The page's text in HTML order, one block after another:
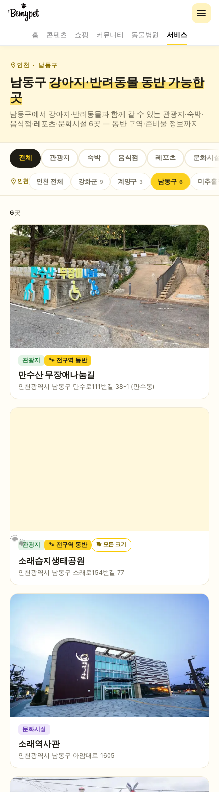
홈 콘텐츠 쇼핑 커뮤니티 동물병원 서비스
인천 · 남동구
남동구 강아지·반려동물 동반가능한
곳
남동구에서 강아지·반려동물과 함께 갈 수 있는 관광지·숙박·
음식점·레포츠·문화시설 6곳 — 동반 구역·준비물 정보까지
전체 관광지 숙박 음식점 레포츠 문화시
인천 인천 전체 강화군 9 계양구 3 남동구 6 미추홀
6곳
관광지 🐾 전구역 동반
만수산 무장애나눔길
인천광역시 남동구 만수로111번길 38-1 (만수동)
관광지 🐾 전구역 동반 🐕모든 크기
소래습지생태공원
인천광역시 남동구 소래로154번길 77
문화시설
소래역사관
인천광역시 남동구 아암대로 1605